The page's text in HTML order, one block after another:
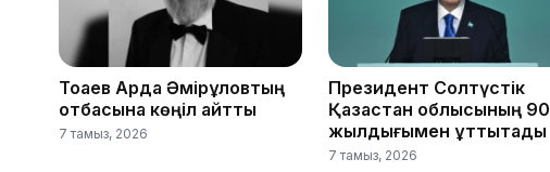
Тоқаев Ардақ Әмірқұловтың
отбасына көңіл айтты
7 тамыз, 2026
Президент Солтүстік
Қазақстан облысының 90
жылдығымен құттықтады
7 тамыз, 2026